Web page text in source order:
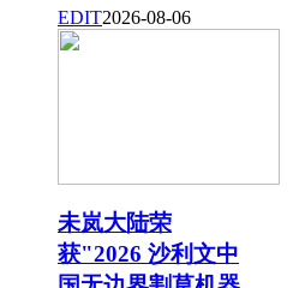
EDIT2026-08-06
未岚大陆荣
获"2026 沙利文中